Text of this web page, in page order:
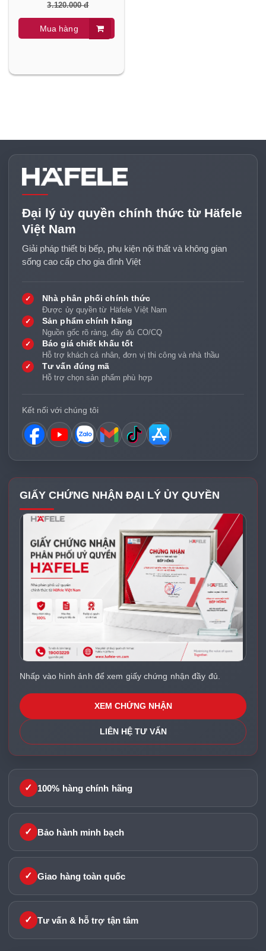
3.120.000 đ
Mua hàng
Đại lý ủy quyền chính thức từ Häfele
Việt Nam
Giải pháp thiết bị bếp, phụ kiện nội thất và không gian
sống cao cấp cho gia đình Việt
✓ Nhà phân phối chính thức
Được ủy quyền từ Häfele Việt Nam
✓ Sản phẩm chính hãng
Nguồn gốc rõ ràng, đầy đủ CO/CQ
✓ Báo giá chiết khấu tốt
Hỗ trợ khách cá nhân, đơn vị thi công và nhà thầu
✓ Tư vấn đúng mã
Hỗ trợ chọn sản phẩm phù hợp
Kết nối với chúng tôi
GIẤY CHỨNG NHẬN ĐẠI LÝ ỦY QUYỀN
Nhấp vào hình ảnh để xem giấy chứng nhận đầy đủ.
XEM CHỨNG NHẬN
LIÊN HỆ TƯ VẤN
✓ 100% hàng chính hãng
✓ Bảo hành minh bạch
✓ Giao hàng toàn quốc
✓ Tư vấn & hỗ trợ tận tâm